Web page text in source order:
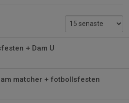
+ Dam U
matcher + fotbollsfesten